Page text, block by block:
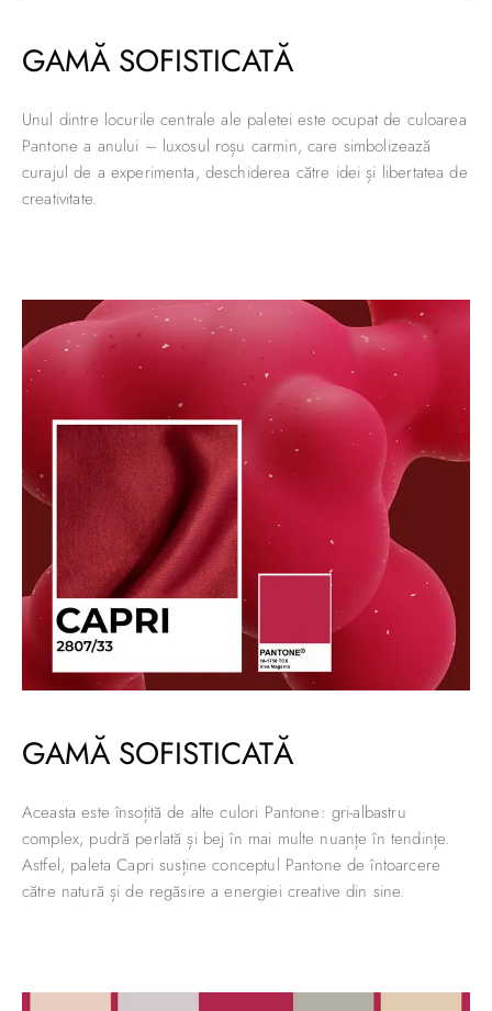
GAMĂ SOFISTICATĂ
Unul dintre locurile centrale ale paletei este ocupat de culoarea
Pantone a anului – luxosul roșu carmin, care simbolizează
curajul de a experimenta, deschiderea către idei și libertatea de
creativitate.
GAMĂ SOFISTICATĂ
Aceasta este însoțită de alte culori Pantone: gri-albastru
complex, pudră perlată și bej în mai multe nuanțe în tendințe.
Astfel, paleta Capri susține conceptul Pantone de întoarcere
către natură și de regăsire a energiei creative din sine.